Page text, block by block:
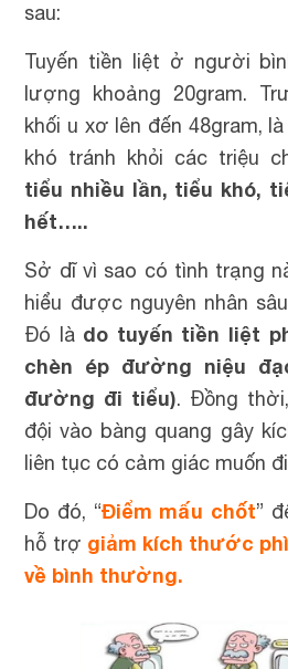
sau:
Tuyến tiền liệt ở người
lượng khoảng 20gram.
khối u xơ lên đến 48gram,
khó tránh khỏi các triệu
tiểu nhiều lần, tiểu khó,
hết…..
Sở dĩ vì sao có tình trạng
hiểu được nguyên nhân
Đó là do tuyến tiền liệt
chèn ép đường niệu
đường đi tiểu). Đồng
đội vào bàng quang gây
liên tục có cảm giác muốn
Do đó, “Điểm mấu chốt”
hỗ trợ giảm kích thước
về bình thường.